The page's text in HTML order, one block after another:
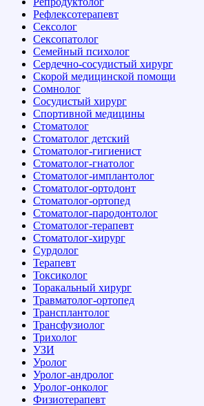
Рефлексотерапевт
Сексолог
Сексопатолог
Семейный психолог
Сердечно-сосудистый хирург
Скорой медицинской помощи
Сомнолог
Сосудистый хирург
Спортивной медицины
Стоматолог
Стоматолог детский
Стоматолог-гигиенист
Стоматолог-гнатолог
Стоматолог-имплантолог
Стоматолог-ортодонт
Стоматолог-ортопед
Стоматолог-пародонтолог
Стоматолог-терапевт
Стоматолог-хирург
Сурдолог
Терапевт
Токсиколог
Торакальный хирург
Травматолог-ортопед
Трансплантолог
Трансфузиолог
Трихолог
УЗИ
Уролог
Уролог-андролог
Уролог-онколог
Физиотерапевт